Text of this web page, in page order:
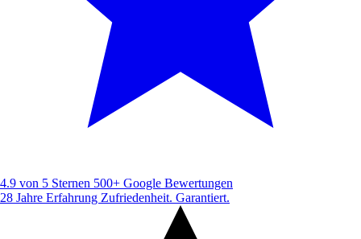
4.9 von 5 Sternen 500+ Google Bewertungen
28 Jahre Erfahrung Zufriedenheit. Garantiert.